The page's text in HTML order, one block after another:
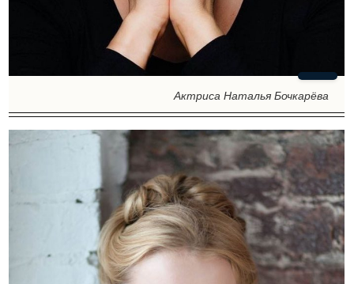
Актриса Наталья Бочкарёва